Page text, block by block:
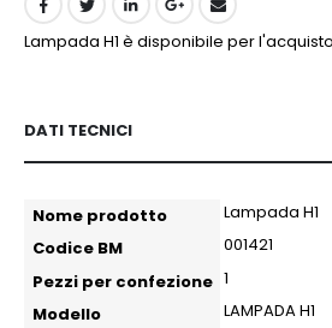
Lampada H1 è disponibile per
DATI TECNICI
More
more
Information
Nome prodotto
Lampada H1
Codice BM
001421
Pezzi per confezione 1
Modello
LAMPADA H1